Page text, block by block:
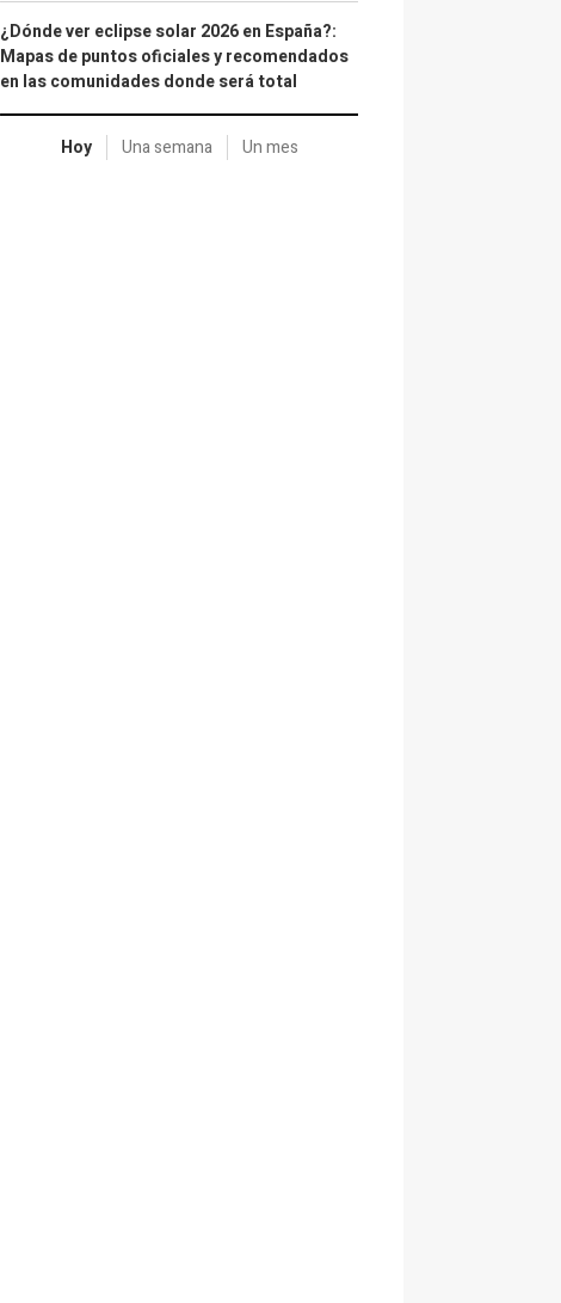
¿Dónde ver eclipse solar 2026 en España?:
Mapas de puntos oficiales y recomendados
en las comunidades donde será total
Hoy Una semana Un mes